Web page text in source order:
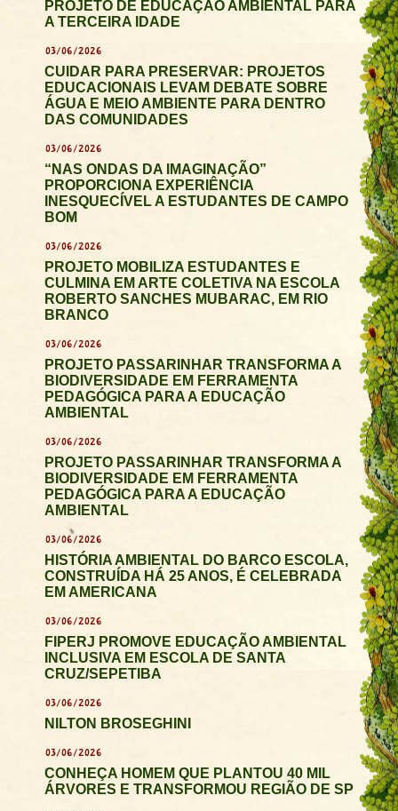
PROJETO DE EDUCAÇÃO AMBIENTAL PARA
A TERCEIRA IDADE
03/06/2026
CUIDAR PARA PRESERVAR: PROJETOS
EDUCACIONAIS LEVAM DEBATE SOBRE
ÁGUA E MEIO AMBIENTE PARA DENTRO
DAS COMUNIDADES
03/06/2026
“NAS ONDAS DA IMAGINAÇÃO”
PROPORCIONA EXPERIÊNCIA
INESQUECÍVEL A ESTUDANTES DE CAMPO
BOM
03/06/2026
PROJETO MOBILIZA ESTUDANTES E
CULMINA EM ARTE COLETIVA NA ESCOLA
ROBERTO SANCHES MUBARAC, EM RIO
BRANCO
03/06/2026
PROJETO PASSARINHAR TRANSFORMA A
BIODIVERSIDADE EM FERRAMENTA
PEDAGÓGICA PARA A EDUCAÇÃO
AMBIENTAL
03/06/2026
PROJETO PASSARINHAR TRANSFORMA A
BIODIVERSIDADE EM FERRAMENTA
PEDAGÓGICA PARA A EDUCAÇÃO
AMBIENTAL
03/06/2026
HISTÓRIA AMBIENTAL DO BARCO ESCOLA,
CONSTRUÍDA HÁ 25 ANOS, É CELEBRADA
EM AMERICANA
03/06/2026
FIPERJ PROMOVE EDUCAÇÃO AMBIENTAL
INCLUSIVA EM ESCOLA DE SANTA
CRUZ/SEPETIBA
03/06/2026
NILTON BROSEGHINI
03/06/2026
CONHEÇA HOMEM QUE PLANTOU 40 MIL
ÁRVORES E TRANSFORMOU REGIÃO DE SP